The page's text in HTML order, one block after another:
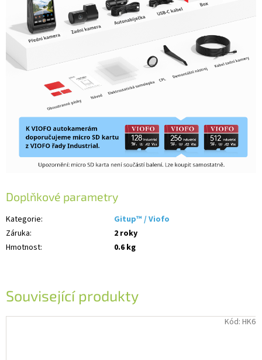
Související produkty
Kód: HK6
Doplňkové parametry
Kategorie:
Gitup™ / Viofo
Záruka:
2 roky
Hmotnost: 0.6 kg